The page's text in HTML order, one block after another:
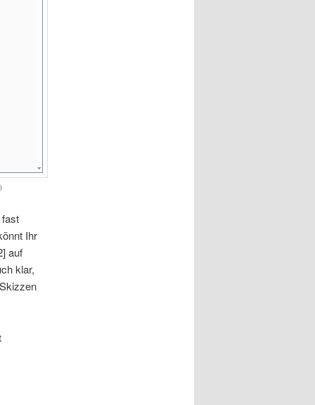
Ihr
auf
klar,